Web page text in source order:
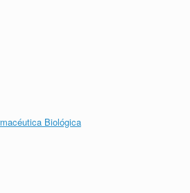
Biológica